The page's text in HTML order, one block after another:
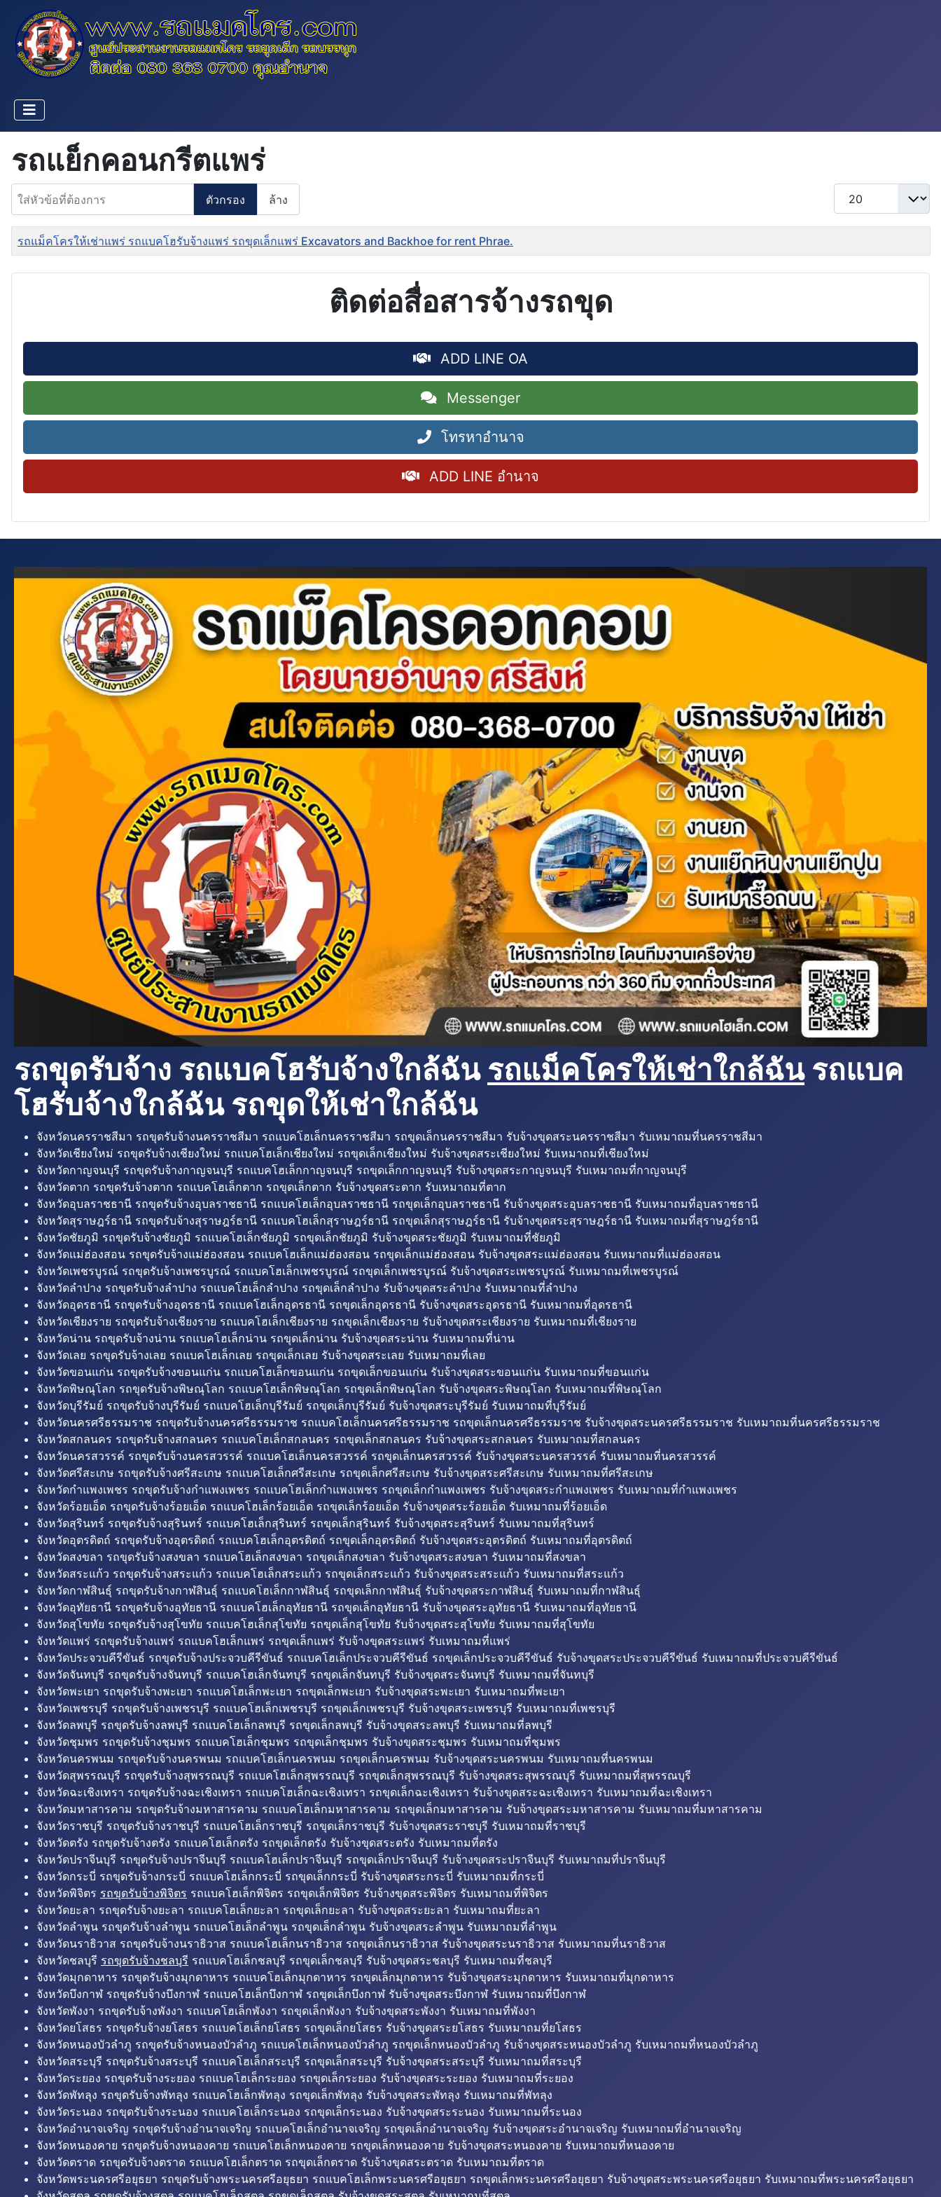
รถแย็กคอนกรีตแพร่
ใส่หัวข้อที่ต้องการ
ตัวกรอง ล้าง
แสดง #
ชื่อ
รถแม็คโครให้เช่าแพร่ รถแบคโฮรับจ้างแพร่ รถขุดเล็กแพร่ Excavators and Backhoe for rent Phrae.
ติดต่อสื่อสารจ้างรถขุด
ADD LINE OA
Messenger
โทรหาอำนาจ
ADD LINE อำนาจ
รถขุดรับจ้าง รถแบคโฮรับจ้างใกล้ฉัน รถแม็คโครให้เช่าใกล้ฉันรถแบค
โฮรับจ้างใกล้ฉัน รถขุดให้เช่าใกล้ฉัน
จังหวัดนครราชสีมา รถขุดรับจ้างนครราชสีมา รถแบคโฮเล็กนครราชสีมา รถขุดเล็กนครราชสีมา รับจ้างขุดสระนครราชสีมา รับเหมาถมที่นครราชสีมา
จังหวัดเชียงใหม่ รถขุดรับจ้างเชียงใหม่ รถแบคโฮเล็กเชียงใหม่ รถขุดเล็กเชียงใหม่ รับจ้างขุดสระเชียงใหม่ รับเหมาถมที่เชียงใหม่
จังหวัดกาญจนบุรี รถขุดรับจ้างกาญจนบุรี รถแบคโฮเล็กกาญจนบุรี รถขุดเล็กกาญจนบุรี รับจ้างขุดสระกาญจนบุรี รับเหมาถมที่กาญจนบุรี
จังหวัดตาก รถขุดรับจ้างตาก รถแบคโฮเล็กตาก รถขุดเล็กตาก รับจ้างขุดสระตาก รับเหมาถมที่ตาก
จังหวัดอุบลราชธานี รถขุดรับจ้างอุบลราชธานี รถแบคโฮเล็กอุบลราชธานี รถขุดเล็กอุบลราชธานี รับจ้างขุดสระอุบลราชธานี รับเหมาถมที่อุบลราชธานี
จังหวัดสุราษฎร์ธานี รถขุดรับจ้างสุราษฎร์ธานี รถแบคโฮเล็กสุราษฎร์ธานี รถขุดเล็กสุราษฎร์ธานี รับจ้างขุดสระสุราษฎร์ธานี รับเหมาถมที่สุราษฎร์ธานี
จังหวัดชัยภูมิ รถขุดรับจ้างชัยภูมิ รถแบคโฮเล็กชัยภูมิ รถขุดเล็กชัยภูมิ รับจ้างขุดสระชัยภูมิ รับเหมาถมที่ชัยภูมิ
จังหวัดแม่ฮ่องสอน รถขุดรับจ้างแม่ฮ่องสอน รถแบคโฮเล็กแม่ฮ่องสอน รถขุดเล็กแม่ฮ่องสอน รับจ้างขุดสระแม่ฮ่องสอน รับเหมาถมที่แม่ฮ่องสอน
จังหวัดเพชรบูรณ์ รถขุดรับจ้างเพชรบูรณ์ รถแบคโฮเล็กเพชรบูรณ์ รถขุดเล็กเพชรบูรณ์ รับจ้างขุดสระเพชรบูรณ์ รับเหมาถมที่เพชรบูรณ์
จังหวัดลำปาง รถขุดรับจ้างลำปาง รถแบคโฮเล็กลำปาง รถขุดเล็กลำปาง รับจ้างขุดสระลำปาง รับเหมาถมที่ลำปาง
จังหวัดอุดรธานี รถขุดรับจ้างอุดรธานี รถแบคโฮเล็กอุดรธานี รถขุดเล็กอุดรธานี รับจ้างขุดสระอุดรธานี รับเหมาถมที่อุดรธานี
จังหวัดเชียงราย รถขุดรับจ้างเชียงราย รถแบคโฮเล็กเชียงราย รถขุดเล็กเชียงราย รับจ้างขุดสระเชียงราย รับเหมาถมที่เชียงราย
จังหวัดน่าน รถขุดรับจ้างน่าน รถแบคโฮเล็กน่าน รถขุดเล็กน่าน รับจ้างขุดสระน่าน รับเหมาถมที่น่าน
จังหวัดเลย รถขุดรับจ้างเลย รถแบคโฮเล็กเลย รถขุดเล็กเลย รับจ้างขุดสระเลย รับเหมาถมที่เลย
จังหวัดขอนแก่น รถขุดรับจ้างขอนแก่น รถแบคโฮเล็กขอนแก่น รถขุดเล็กขอนแก่น รับจ้างขุดสระขอนแก่น รับเหมาถมที่ขอนแก่น
จังหวัดพิษณุโลก รถขุดรับจ้างพิษณุโลก รถแบคโฮเล็กพิษณุโลก รถขุดเล็กพิษณุโลก รับจ้างขุดสระพิษณุโลก รับเหมาถมที่พิษณุโลก
จังหวัดบุรีรัมย์ รถขุดรับจ้างบุรีรัมย์ รถแบคโฮเล็กบุรีรัมย์ รถขุดเล็กบุรีรัมย์ รับจ้างขุดสระบุรีรัมย์ รับเหมาถมที่บุรีรัมย์
จังหวัดนครศรีธรรมราช รถขุดรับจ้างนครศรีธรรมราช รถแบคโฮเล็กนครศรีธรรมราช รถขุดเล็กนครศรีธรรมราช รับจ้างขุดสระนครศรีธรรมราช รับเหมาถมที่นครศรีธรรมราช
จังหวัดสกลนคร รถขุดรับจ้างสกลนคร รถแบคโฮเล็กสกลนคร รถขุดเล็กสกลนคร รับจ้างขุดสระสกลนคร รับเหมาถมที่สกลนคร
จังหวัดนครสวรรค์ รถขุดรับจ้างนครสวรรค์ รถแบคโฮเล็กนครสวรรค์ รถขุดเล็กนครสวรรค์ รับจ้างขุดสระนครสวรรค์ รับเหมาถมที่นครสวรรค์
จังหวัดศรีสะเกษ รถขุดรับจ้างศรีสะเกษ รถแบคโฮเล็กศรีสะเกษ รถขุดเล็กศรีสะเกษ รับจ้างขุดสระศรีสะเกษ รับเหมาถมที่ศรีสะเกษ
จังหวัดกำแพงเพชร รถขุดรับจ้างกำแพงเพชร รถแบคโฮเล็กกำแพงเพชร รถขุดเล็กกำแพงเพชร รับจ้างขุดสระกำแพงเพชร รับเหมาถมที่กำแพงเพชร
จังหวัดร้อยเอ็ด รถขุดรับจ้างร้อยเอ็ด รถแบคโฮเล็กร้อยเอ็ด รถขุดเล็กร้อยเอ็ด รับจ้างขุดสระร้อยเอ็ด รับเหมาถมที่ร้อยเอ็ด
จังหวัดสุรินทร์ รถขุดรับจ้างสุรินทร์ รถแบคโฮเล็กสุรินทร์ รถขุดเล็กสุรินทร์ รับจ้างขุดสระสุรินทร์ รับเหมาถมที่สุรินทร์
จังหวัดอุตรดิตถ์ รถขุดรับจ้างอุตรดิตถ์ รถแบคโฮเล็กอุตรดิตถ์ รถขุดเล็กอุตรดิตถ์ รับจ้างขุดสระอุตรดิตถ์ รับเหมาถมที่อุตรดิตถ์
จังหวัดสงขลา รถขุดรับจ้างสงขลา รถแบคโฮเล็กสงขลา รถขุดเล็กสงขลา รับจ้างขุดสระสงขลา รับเหมาถมที่สงขลา
จังหวัดสระแก้ว รถขุดรับจ้างสระแก้ว รถแบคโฮเล็กสระแก้ว รถขุดเล็กสระแก้ว รับจ้างขุดสระสระแก้ว รับเหมาถมที่สระแก้ว
จังหวัดกาฬสินธุ์ รถขุดรับจ้างกาฬสินธุ์ รถแบคโฮเล็กกาฬสินธุ์ รถขุดเล็กกาฬสินธุ์ รับจ้างขุดสระกาฬสินธุ์ รับเหมาถมที่กาฬสินธุ์
จังหวัดอุทัยธานี รถขุดรับจ้างอุทัยธานี รถแบคโฮเล็กอุทัยธานี รถขุดเล็กอุทัยธานี รับจ้างขุดสระอุทัยธานี รับเหมาถมที่อุทัยธานี
จังหวัดสุโขทัย รถขุดรับจ้างสุโขทัย รถแบคโฮเล็กสุโขทัย รถขุดเล็กสุโขทัย รับจ้างขุดสระสุโขทัย รับเหมาถมที่สุโขทัย
จังหวัดแพร่ รถขุดรับจ้างแพร่ รถแบคโฮเล็กแพร่ รถขุดเล็กแพร่ รับจ้างขุดสระแพร่ รับเหมาถมที่แพร่
จังหวัดประจวบคีรีขันธ์ รถขุดรับจ้างประจวบคีรีขันธ์ รถแบคโฮเล็กประจวบคีรีขันธ์ รถขุดเล็กประจวบคีรีขันธ์ รับจ้างขุดสระประจวบคีรีขันธ์ รับเหมาถมที่ประจวบคีรีขันธ์
จังหวัดจันทบุรี รถขุดรับจ้างจันทบุรี รถแบคโฮเล็กจันทบุรี รถขุดเล็กจันทบุรี รับจ้างขุดสระจันทบุรี รับเหมาถมที่จันทบุรี
จังหวัดพะเยา รถขุดรับจ้างพะเยา รถแบคโฮเล็กพะเยา รถขุดเล็กพะเยา รับจ้างขุดสระพะเยา รับเหมาถมที่พะเยา
จังหวัดเพชรบุรี รถขุดรับจ้างเพชรบุรี รถแบคโฮเล็กเพชรบุรี รถขุดเล็กเพชรบุรี รับจ้างขุดสระเพชรบุรี รับเหมาถมที่เพชรบุรี
จังหวัดลพบุรี รถขุดรับจ้างลพบุรี รถแบคโฮเล็กลพบุรี รถขุดเล็กลพบุรี รับจ้างขุดสระลพบุรี รับเหมาถมที่ลพบุรี
จังหวัดชุมพร รถขุดรับจ้างชุมพร รถแบคโฮเล็กชุมพร รถขุดเล็กชุมพร รับจ้างขุดสระชุมพร รับเหมาถมที่ชุมพร
จังหวัดนครพนม รถขุดรับจ้างนครพนม รถแบคโฮเล็กนครพนม รถขุดเล็กนครพนม รับจ้างขุดสระนครพนม รับเหมาถมที่นครพนม
จังหวัดสุพรรณบุรี รถขุดรับจ้างสุพรรณบุรี รถแบคโฮเล็กสุพรรณบุรี รถขุดเล็กสุพรรณบุรี รับจ้างขุดสระสุพรรณบุรี รับเหมาถมที่สุพรรณบุรี
จังหวัดฉะเชิงเทรา รถขุดรับจ้างฉะเชิงเทรา รถแบคโฮเล็กฉะเชิงเทรา รถขุดเล็กฉะเชิงเทรา รับจ้างขุดสระฉะเชิงเทรา รับเหมาถมที่ฉะเชิงเทรา
จังหวัดมหาสารคาม รถขุดรับจ้างมหาสารคาม รถแบคโฮเล็กมหาสารคาม รถขุดเล็กมหาสารคาม รับจ้างขุดสระมหาสารคาม รับเหมาถมที่มหาสารคาม
จังหวัดราชบุรี รถขุดรับจ้างราชบุรี รถแบคโฮเล็กราชบุรี รถขุดเล็กราชบุรี รับจ้างขุดสระราชบุรี รับเหมาถมที่ราชบุรี
จังหวัดตรัง รถขุดรับจ้างตรัง รถแบคโฮเล็กตรัง รถขุดเล็กตรัง รับจ้างขุดสระตรัง รับเหมาถมที่ตรัง
จังหวัดปราจีนบุรี รถขุดรับจ้างปราจีนบุรี รถแบคโฮเล็กปราจีนบุรี รถขุดเล็กปราจีนบุรี รับจ้างขุดสระปราจีนบุรี รับเหมาถมที่ปราจีนบุรี
จังหวัดกระบี่ รถขุดรับจ้างกระบี่ รถแบคโฮเล็กกระบี่ รถขุดเล็กกระบี่ รับจ้างขุดสระกระบี่ รับเหมาถมที่กระบี่
จังหวัดพิจิตร รถขุดรับจ้างพิจิตร รถแบคโฮเล็กพิจิตร รถขุดเล็กพิจิตร รับจ้างขุดสระพิจิตร รับเหมาถมที่พิจิตร
จังหวัดยะลา รถขุดรับจ้างยะลา รถแบคโฮเล็กยะลา รถขุดเล็กยะลา รับจ้างขุดสระยะลา รับเหมาถมที่ยะลา
จังหวัดลำพูน รถขุดรับจ้างลำพูน รถแบคโฮเล็กลำพูน รถขุดเล็กลำพูน รับจ้างขุดสระลำพูน รับเหมาถมที่ลำพูน
จังหวัดนราธิวาส รถขุดรับจ้างนราธิวาส รถแบคโฮเล็กนราธิวาส รถขุดเล็กนราธิวาส รับจ้างขุดสระนราธิวาส รับเหมาถมที่นราธิวาส
จังหวัดชลบุรี รถขุดรับจ้างชลบุรี รถแบคโฮเล็กชลบุรี รถขุดเล็กชลบุรี รับจ้างขุดสระชลบุรี รับเหมาถมที่ชลบุรี
จังหวัดมุกดาหาร รถขุดรับจ้างมุกดาหาร รถแบคโฮเล็กมุกดาหาร รถขุดเล็กมุกดาหาร รับจ้างขุดสระมุกดาหาร รับเหมาถมที่มุกดาหาร
จังหวัดบึงกาฬ รถขุดรับจ้างบึงกาฬ รถแบคโฮเล็กบึงกาฬ รถขุดเล็กบึงกาฬ รับจ้างขุดสระบึงกาฬ รับเหมาถมที่บึงกาฬ
จังหวัดพังงา รถขุดรับจ้างพังงา รถแบคโฮเล็กพังงา รถขุดเล็กพังงา รับจ้างขุดสระพังงา รับเหมาถมที่พังงา
จังหวัดยโสธร รถขุดรับจ้างยโสธร รถแบคโฮเล็กยโสธร รถขุดเล็กยโสธร รับจ้างขุดสระยโสธร รับเหมาถมที่ยโสธร
จังหวัดหนองบัวลำภู รถขุดรับจ้างหนองบัวลำภู รถแบคโฮเล็กหนองบัวลำภู รถขุดเล็กหนองบัวลำภู รับจ้างขุดสระหนองบัวลำภู รับเหมาถมที่หนองบัวลำภู
จังหวัดสระบุรี รถขุดรับจ้างสระบุรี รถแบคโฮเล็กสระบุรี รถขุดเล็กสระบุรี รับจ้างขุดสระสระบุรี รับเหมาถมที่สระบุรี
จังหวัดระยอง รถขุดรับจ้างระยอง รถแบคโฮเล็กระยอง รถขุดเล็กระยอง รับจ้างขุดสระระยอง รับเหมาถมที่ระยอง
จังหวัดพัทลุง รถขุดรับจ้างพัทลุง รถแบคโฮเล็กพัทลุง รถขุดเล็กพัทลุง รับจ้างขุดสระพัทลุง รับเหมาถมที่พัทลุง
จังหวัดระนอง รถขุดรับจ้างระนอง รถแบคโฮเล็กระนอง รถขุดเล็กระนอง รับจ้างขุดสระระนอง รับเหมาถมที่ระนอง
จังหวัดอำนาจเจริญ รถขุดรับจ้างอำนาจเจริญ รถแบคโฮเล็กอำนาจเจริญ รถขุดเล็กอำนาจเจริญ รับจ้างขุดสระอำนาจเจริญ รับเหมาถมที่อำนาจเจริญ
จังหวัดหนองคาย รถขุดรับจ้างหนองคาย รถแบคโฮเล็กหนองคาย รถขุดเล็กหนองคาย รับจ้างขุดสระหนองคาย รับเหมาถมที่หนองคาย
จังหวัดตราด รถขุดรับจ้างตราด รถแบคโฮเล็กตราด รถขุดเล็กตราด รับจ้างขุดสระตราด รับเหมาถมที่ตราด
จังหวัดพระนครศรีอยุธยา รถขุดรับจ้างพระนครศรีอยุธยา รถแบคโฮเล็กพระนครศรีอยุธยา รถขุดเล็กพระนครศรีอยุธยา รับจ้างขุดสระพระนครศรีอยุธยา รับเหมาถมที่พระนครศรีอยุธยา